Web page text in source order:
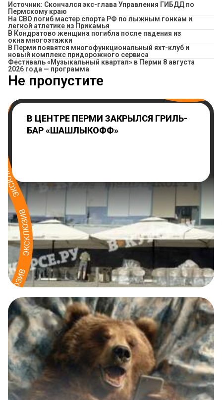
Источник: Скончался экс-глава Управления ГИБДД по
Пермскому краю
На СВО погиб мастер спорта РФ по лыжным гонкам и
легкой атлетике из Прикамья
В Кондратово женщина погибла после падения из
окна многоэтажки
В Перми появятся многофункциональный яхт-клуб и
новый комплекс придорожного сервиса
Фестиваль «Музыкальный квартал» в Перми 8 августа
2026 года — программа
Не пропустите
В ЦЕНТРЕ ПЕРМИ ЗАКРЫЛСЯ ГРИЛЬ-
БАР «ШАШЛЫКОФФ»